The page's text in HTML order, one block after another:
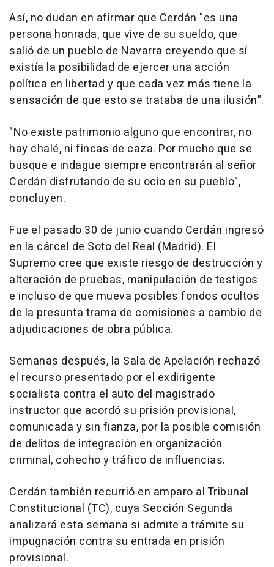
Así, no dudan en afirmar que Cerdán "es una
persona honrada, que vive de su sueldo, que
salió de un pueblo de Navarra creyendo que sí
existía la posibilidad de ejercer una acción
política en libertad y que cada vez más tiene la
sensación de que esto se trataba de una ilusión".
"No existe patrimonio alguno que encontrar, no
hay chalé, ni fincas de caza. Por mucho que se
busque e indague siempre encontrarán al señor
Cerdán disfrutando de su ocio en su pueblo",
concluyen.
Fue el pasado 30 de junio cuando Cerdán ingresó
en la cárcel de Soto del Real (Madrid). El
Supremo cree que existe riesgo de destrucción y
alteración de pruebas, manipulación de testigos
e incluso de que mueva posibles fondos ocultos
de la presunta trama de comisiones a cambio de
adjudicaciones de obra pública.
Semanas después, la Sala de Apelación rechazó
el recurso presentado por el exdirigente
socialista contra el auto del magistrado
instructor que acordó su prisión provisional,
comunicada y sin fianza, por la posible comisión
de delitos de integración en organización
criminal, cohecho y tráfico de influencias.
Cerdán también recurrió en amparo al Tribunal
Constitucional (TC), cuya Sección Segunda
analizará esta semana si admite a trámite su
impugnación contra su entrada en prisión
provisional.